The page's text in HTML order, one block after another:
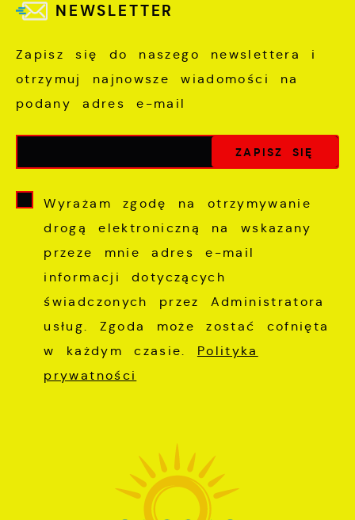
NEWSLETTER
Zapisz się do naszego newslettera i
otrzymuj najnowsze wiadomości na
podany adres e-mail
Wyrażam zgodę na otrzymywanie
drogą elektroniczną na wskazany
przeze mnie adres e-mail
informacji dotyczących
świadczonych przez Administratora
usług. Zgoda może zostać cofnięta
w każdym czasie. Polityka
prywatności